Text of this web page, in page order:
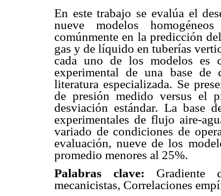
En este trabajo se evalúa el
nueve modelos
comúnmente en la predicción
gas y de líquido en tuberías
cada uno de los modelos es
experimental de una base
literatura especializada. Se
de presión medido versus el
desviación estándar. La base
experimentales de flujo aire-
variado de condiciones de
evaluación, nueve de los
promedio menores al 25%.
Palabras clave: Gradiente
mecanicistas, Correlaciones